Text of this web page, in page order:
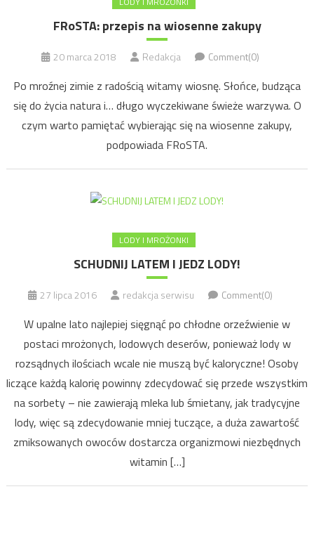
FRoSTA: przepis na wiosenne zakupy
20 marca 2018 Redakcja Comment(0)
Po mroźnej zimie z radością witamy wiosnę. Słońce, budząca
się do życia natura i… długo wyczekiwane świeże warzywa. O
czym warto pamiętać wybierając się na wiosenne zakupy,
podpowiada FRoSTA.
LODY I MROŻONKI
SCHUDNIJ LATEM I JEDZ LODY!
27 lipca 2016 redakcja serwisu Comment(0)
W upalne lato najlepiej sięgnąć po chłodne orzeźwienie w
postaci mrożonych, lodowych deserów, ponieważ lody w
rozsądnych ilościach wcale nie muszą być kaloryczne! Osoby
liczące każdą kalorię powinny zdecydować się przede wszystkim
na sorbety – nie zawierają mleka lub śmietany, jak tradycyjne
lody, więc są zdecydowanie mniej tuczące, a duża zawartość
zmiksowanych owoców dostarcza organizmowi niezbędnych
witamin […]